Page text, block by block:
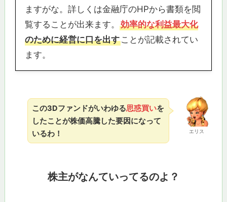
ますがな。詳しくは金融庁のHPから書類を閲
覧することが出来ます。 効率的な利益最大化
のために経営に口を出すことが記載されてい
ます。
エリス
この3Dファンドがいわゆる思惑買いを
したことが株価高騰した要因になって
いるわ！
株主がなんていってるのよ？